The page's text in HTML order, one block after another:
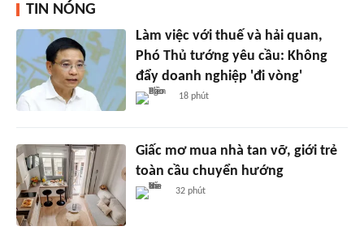
TIN NÓNG
Làm việc với thuế và hải quan,
Phó Thủ tướng yêu cầu: Không
đẩy doanh nghiệp 'đi vòng'
18 phút
Giấc mơ mua nhà tan vỡ, giới trẻ
toàn cầu chuyển hướng
32 phút